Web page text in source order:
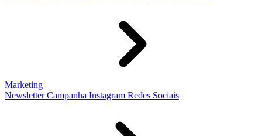
Marketing
Newsletter Campanha Instagram Redes Sociais